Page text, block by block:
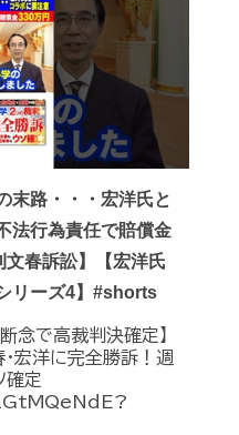
末路・・・宏洋氏と
法行為責任で賠償金
春訴訟】【宏洋氏
リーズ4】#shorts
念で高裁判決確定】
宏洋に完全勝訴！週
確定